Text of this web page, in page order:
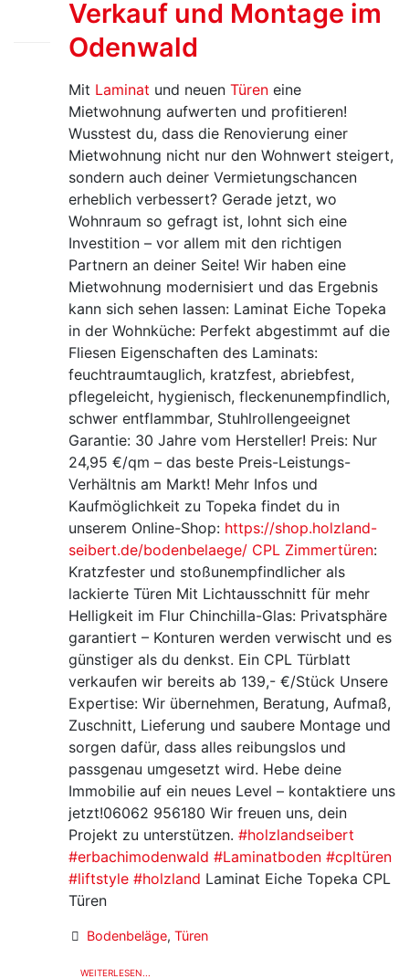
Verkauf und Montage im
Odenwald
Mit Laminat und neuen Türen eine
Mietwohnung aufwerten und profitieren!
Wusstest du, dass die Renovierung einer
Mietwohnung nicht nur den Wohnwert steigert,
sondern auch deiner Vermietungschancen
erheblich verbessert? Gerade jetzt, wo
Wohnraum so gefragt ist, lohnt sich eine
Investition – vor allem mit den richtigen
Partnern an deiner Seite! Wir haben eine
Mietwohnung modernisiert und das Ergebnis
kann sich sehen lassen: Laminat Eiche Topeka
in der Wohnküche: Perfekt abgestimmt auf die
Fliesen Eigenschaften des Laminats:
feuchtraumtauglich, kratzfest, abriebfest,
pflegeleicht, hygienisch, fleckenunempfindlich,
schwer entflammbar, Stuhlrollengeeignet
Garantie: 30 Jahre vom Hersteller! Preis: Nur
24,95 €/qm – das beste Preis-Leistungs-
Verhältnis am Markt! Mehr Infos und
Kaufmöglichkeit zu Topeka findet du in
unserem Online-Shop: https://shop.holzland-
seibert.de/bodenbelaege/ CPL Zimmertüren:
Kratzfester und stoßunempfindlicher als
lackierte Türen Mit Lichtausschnitt für mehr
Helligkeit im Flur Chinchilla-Glas: Privatsphäre
garantiert – Konturen werden verwischt und es
günstiger als du denkst. Ein CPL Türblatt
verkaufen wir bereits ab 139,- €/Stück Unsere
Expertise: Wir übernehmen, Beratung, Aufmaß,
Zuschnitt, Lieferung und saubere Montage und
sorgen dafür, dass alles reibungslos und
passgenau umgesetzt wird. Hebe deine
Immobilie auf ein neues Level – kontaktiere uns
jetzt!06062 956180 Wir freuen uns, dein
Projekt zu unterstützen. #holzlandseibert
#erbachimodenwald #Laminatboden #cpltüren
#liftstyle #holzland Laminat Eiche Topeka CPL
Türen
Bodenbeläge,Türen
WEITERLESEN...